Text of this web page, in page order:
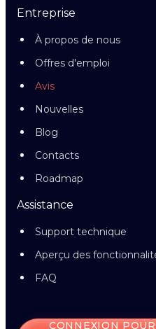
Entreprise
À propos de nous
Offres d'emploi
Avis
Nouvelles
Blog
Contacts
Roadmap
Assistance
Support technique
Aperçu des
FAQ
CONNEXION